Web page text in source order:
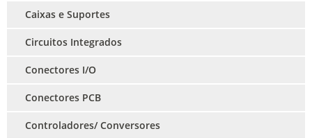
Caixas e Suportes
Circuitos Integrados
Conectores I/O
Conectores PCB
Controladores/ Conversores